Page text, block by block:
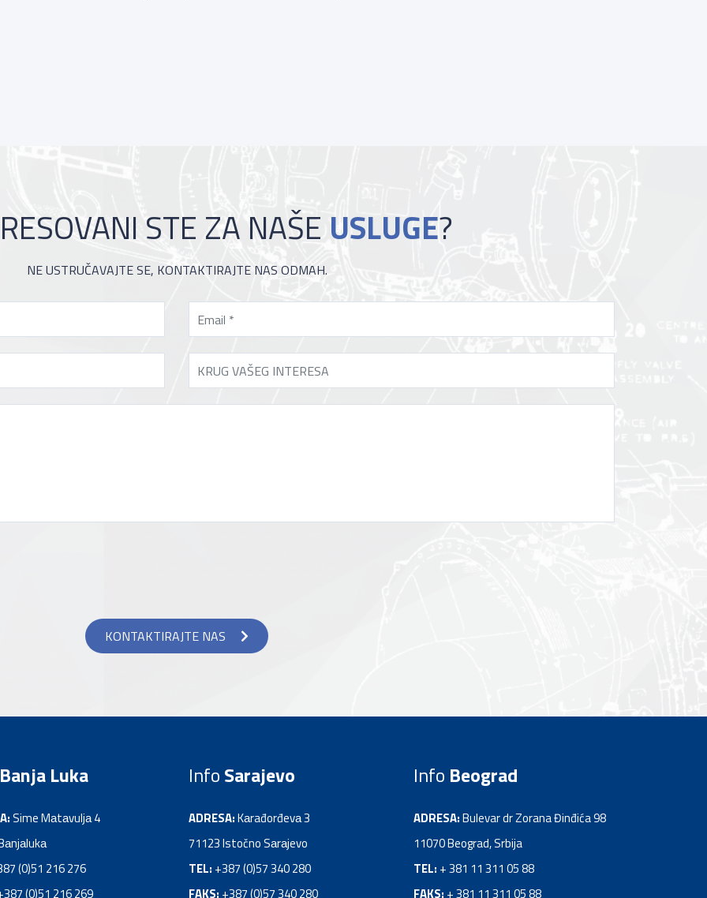
STE ZA NAŠE USLUGE?
NE USTRUČAVAJTE SE, KONTAKTIRAJTE NAS ODMAH.
KONTAKTIRAJTE NAS
Banja Luka
Sime Mаtаvuljа 4
(0)51 216 276
(0)51 216 269
InfoSarajevo
ADRESA:Kаrađorđevа 3
71123 Istočno Sаrаjevo
TEL: +387 (0)57 340 280
FAKS: +387 (0)57 340 280
Info Beograd
ADRESA:Bulevar dr Zorana Đinđića 98
11070 Beograd, Srbija
TEL: + 381 11 311 05 88
FAKS: + 381 11 311 05 88